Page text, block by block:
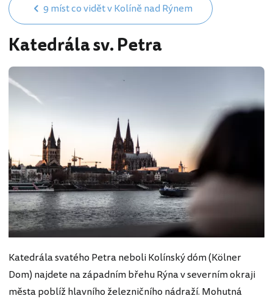
9 míst co vidět v Kolíně nad Rýnem
Katedrála sv. Petra
Katedrála svatého Petra neboli Kolínský dóm (Kölner
Dom) najdete na západním břehu Rýna v severním okraji
města poblíž hlavního železničního nádraží. Mohutná